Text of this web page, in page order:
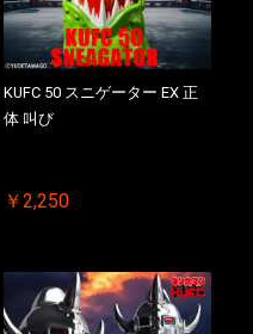
カートへ進む
KUFC 50 スニゲーター EX 正
体 叫び
￥2,250